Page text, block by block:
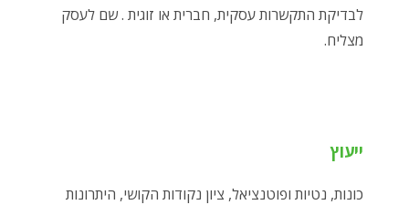
לבדיקת התקשרות עסקית, חברית או זוגית . שם לעסק
מצליח.
ייעוץ
כונות, נטיות ופוטנציאל, ציון נקודות הקושי, היתרונות